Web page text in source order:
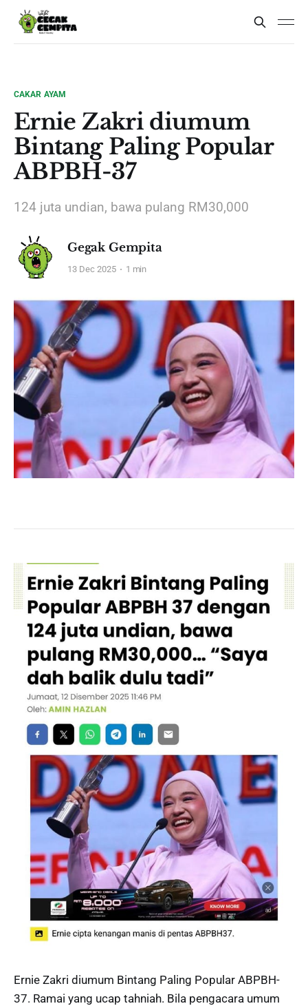
CAKAR AYAM
Ernie Zakri diumum
Bintang Paling Popular
ABPBH-37
124 juta undian, bawa pulang RM30,000
Gegak Gempita
13 Dec 2025 1 min
Ernie Zakri diumum Bintang Paling Popular ABPBH-
37. Ramai yang ucap tahniah. Bila pengacara umum